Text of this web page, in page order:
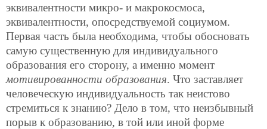
эквивалентности микро- и макрокосмоса,
эквивалентности, опосредствуемой социумом.
Первая часть была необходима, чтобы обосновать
самую существенную для индивидуального
образования его сторону, а именно момент
мотивированности образования. Что заставляет
человеческую индивидуальность так неистово
стремиться к знанию? Дело в том, что неизбывный
порыв к образованию, в той или иной форме